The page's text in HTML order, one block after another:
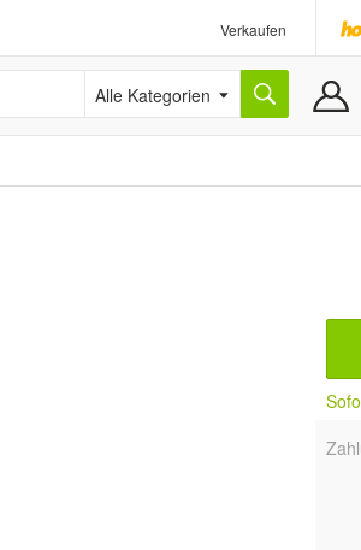
Verkaufen
Alle Kategorien